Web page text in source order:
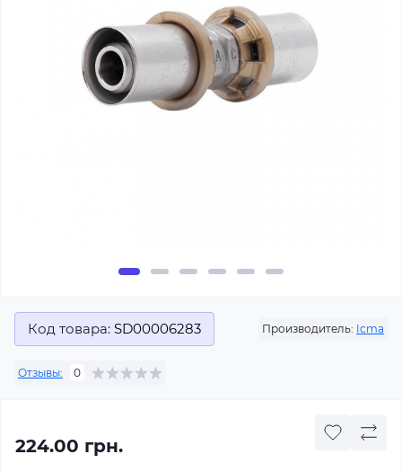
Код товара: SD00006283 Производитель: Icma
Отзывы: 0
224.00 грн.